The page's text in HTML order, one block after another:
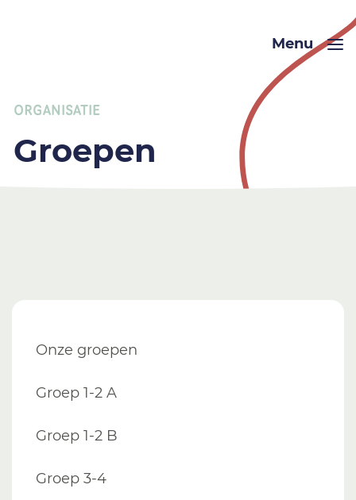
Menu
ORGANISATIE
Groepen
Onze groepen
Groep 1-2 A
Groep 1-2 B
Groep 3-4